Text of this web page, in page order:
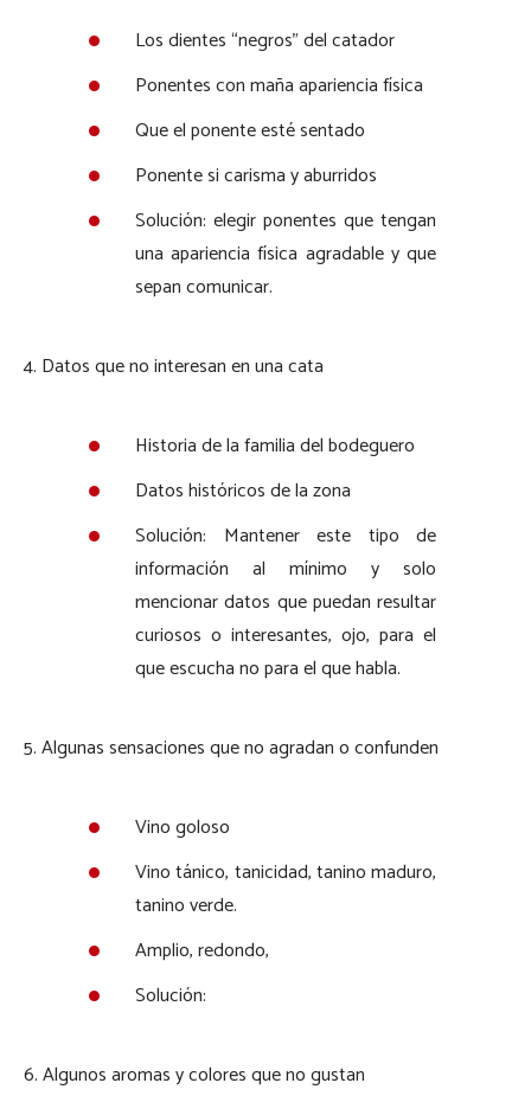
Los dientes “negros” del catador
Ponentes con maña apariencia física
Que el ponente esté sentado
Ponente si carisma y aburridos
Solución: elegir ponentes que tengan
una apariencia física agradable y que
sepan comunicar.
4. Datos que no interesan en una cata
Historia de la familia del bodeguero
Datos históricos de la zona
Solución: Mantener este tipo de
información al mínimo y solo
mencionar datos que puedan resultar
curiosos o interesantes, ojo, para el
que escucha no para el que habla.
5. Algunas sensaciones que no agradan o confunden
Vino goloso
Vino tánico, tanicidad, tanino maduro,
tanino verde.
Amplio, redondo,
Solución:
6. Algunos aromas y colores que no gustan